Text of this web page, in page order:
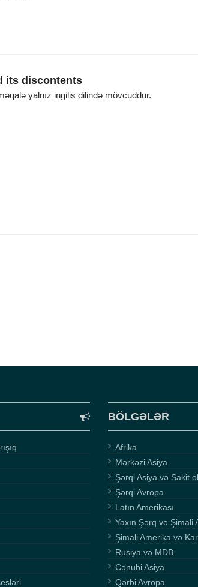
its discontents
yalnız ingilis dilində mövcuddur.
BÖLGƏLƏR
Afrika
Mərkəzi Asiya
Şərqi Asiya və Sakit
Şərqi Avropa
Latın Amerikası
Yaxın Şərq və Şimali
Şimali Amerika və
Rusiya və MDB
Cənubi Asiya
Qərbi Avropa